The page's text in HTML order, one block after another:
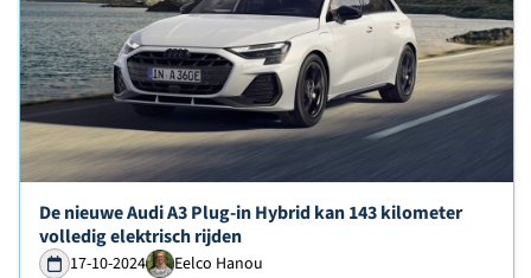
Lees verder over
De nieuwe Audi A3 Plug-in Hybrid kan 143 kilometer
volledig elektrisch rijden
17-10-2024 Eelco Hanou